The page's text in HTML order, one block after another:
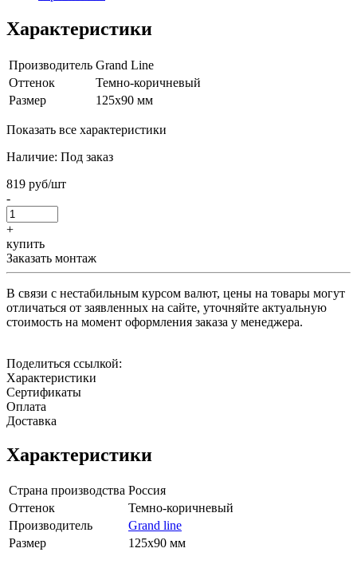
Характеристики
Производитель Grand Line
Оттенок
Темно-коричневый
Размер
125x90 мм
Показать все характеристики
Наличие: Под заказ
819 руб/шт
-
+
купить
Заказать монтаж
В связи с нестабильным курсом валют, цены на товары могут
отличаться от заявленных на сайте, уточняйте актуальную
стоимость на момент оформления заказа у менеджера.
Поделиться ссылкой:
Характеристики
Сертификаты
Оплата
Доставка
Характеристики
Страна производства Россия
Оттенок
Темно-коричневый
Производитель
Grand line
Размер
125x90 мм